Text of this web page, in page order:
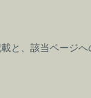
と、該当ページへ